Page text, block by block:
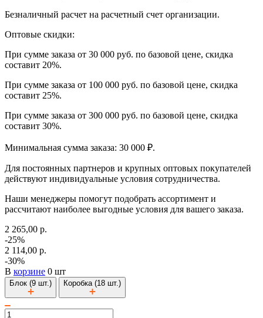
Безналичный расчет на расчетный счет организации.
Оптовые скидки:
При сумме заказа от 30 000 руб. по базовой цене, скидка
составит 20%.
При сумме заказа от 100 000 руб. по базовой цене, скидка
составит 25%.
При сумме заказа от 300 000 руб. по базовой цене, скидка
составит 30%.
Минимальная сумма заказа: 30 000 ₽.
Для постоянных партнеров и крупных оптовых покупателей
действуют индивидуальные условия сотрудничества.
Наши менеджеры помогут подобрать ассортимент и
рассчитают наиболее выгодные условия для вашего заказа.
2 265,00 р.
-25%
2 114,00 р.
-30%
В корзине 0 шт
Блок (9 шт.) Коробка (18 шт.)